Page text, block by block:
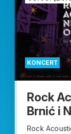
KONCERT
Rock
Brnić i
Rock